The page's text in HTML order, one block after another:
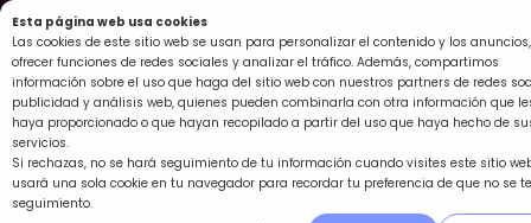
Esta página web usa cookies
Las cookies de este sitio web se usan para personalizar el contenido y los anuncios,
ofrecer funciones de redes sociales y analizar el tráfico. Además, compartimos
información sobre el uso que haga del sitio web con nuestros partners de redes
publicidad y análisis web, quienes pueden combinarla con otra información que
haya proporcionado o que hayan recopilado a partir del uso que haya hecho de
servicios.
Si rechazas, no se hará seguimiento de tu información cuando visites este sitio
usará una sola cookie en tu navegador para recordar tu preferencia de que no se
seguimiento.
Ir
al
contenido